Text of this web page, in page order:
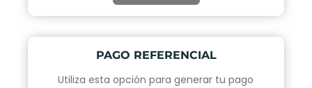
PAGO REFERENCIAL
Utiliza esta opción para generar tu pago